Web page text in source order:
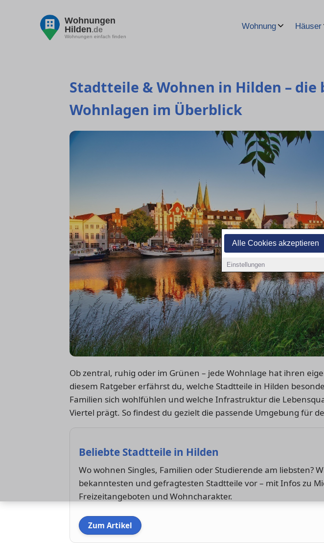
Alle Cookies akzeptieren
Einstellungen
Wohnungen
Hilden.de
Wohnungen einfach finden
Wohnung Häuser
Stadtteile & Wohnen in Hilden – die
Wohnlagen im Überblick
Ob zentral, ruhig oder im Grünen – jede Wohnlage hat ihren
diesem Ratgeber erfährst du, welche Stadtteile in Hilden
Familien sich wohlfühlen und welche Infrastruktur die
Viertel prägt. So findest du gezielt die passende Umgebung für
Beliebte Stadtteile in Hilden
Wo wohnen Singles, Familien oder Studierende am liebsten?
bekanntesten und gefragtesten Stadtteile vor – mit Infos zu
Freizeitangeboten und Wohncharakter.
Zum Artikel